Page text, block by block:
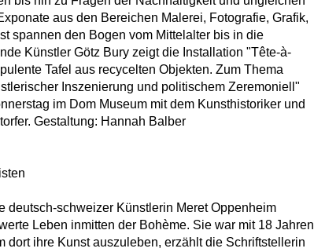
aus den Bereichen Malerei, Fotografie, Grafik,
spannen den Bogen vom Mittelalter bis in die
Künstler Götz Bury zeigt die Installation "Tête-à-
Tafel aus recycelten Objekten. Zum Thema
Inszenierung und politischem Zeremoniell"
im Dom Museum mit dem Kunsthistoriker und
Gestaltung: Hannah Balber
deutsch-schweizer Künstlerin Meret Oppenheim
Leben inmitten der Bohème. Sie war mit 18 Jahren
dort ihre Kunst auszuleben, erzählt die Schriftstellerin